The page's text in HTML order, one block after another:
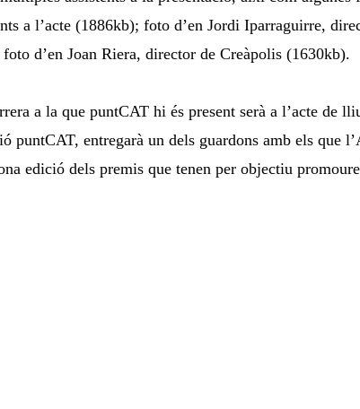
a l’acte (1886kb); foto d’en Jordi Iparraguirre,
d’en Joan Riera, director de Creàpolis (1630kb).
a la que puntCAT hi és present serà a l’acte de
puntCAT, entregarà un dels guardons amb els que
edició dels premis que tenen per objectiu